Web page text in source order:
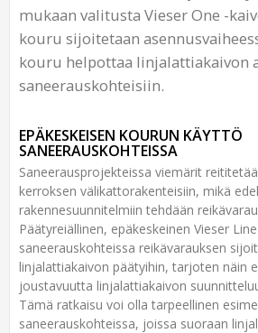
mukaan valitusta Vieser One -
kouru sijoitetaan
kouru helpottaa linjalattiakaivon
saneerauskohteisiin.
EPÄKESKEISEN KOURUN KÄYTTÖ
SANEERAUSKOHTEISSA
Saneerausprojekteissa viemärit
kerroksen välikattorakenteisiin, mikä
rakennesuunnitelmiin tehdään
Päätyreiällinen, epäkeskeinen Vieser
saneerauskohteissa reikävarauksen
linjalattiakaivon päätyihin, tarjoten näin
joustavuutta linjalattiakaivon
Tämä ratkaisu voi olla tarpeellinen
saneerauskohteissa, joissa suoraan